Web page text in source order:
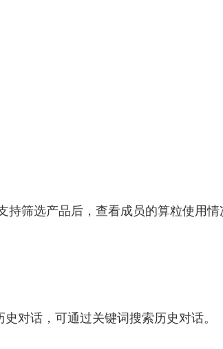
持筛选产品后，查看成员的算粒使用情
对话，可通过关键词搜索历史对话。